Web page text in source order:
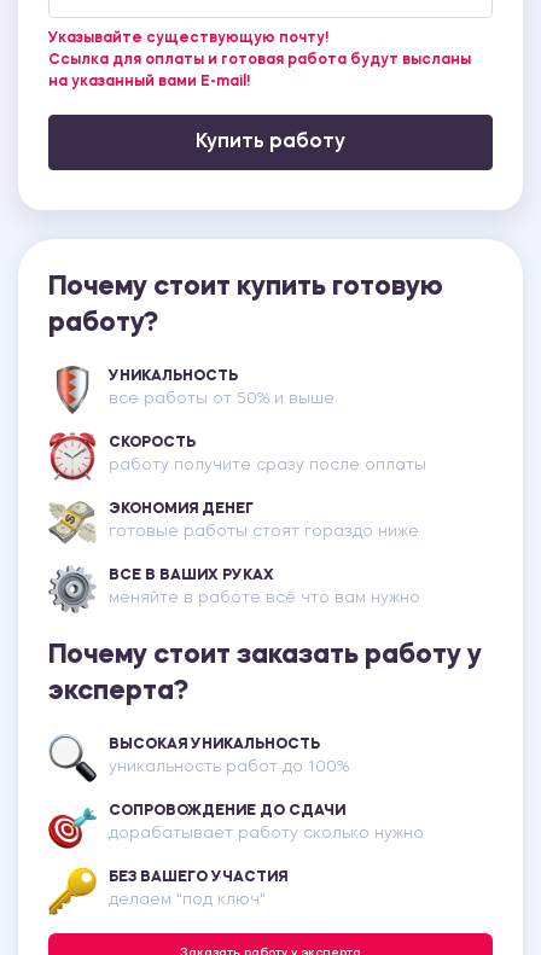
Указывайте существующую почту!
Ссылка для оплаты и готовая работа будут высланы
на указанный вами E-mail!
Купить работу
Почему стоит купить готовую
работу?
УНИКАЛЬНОСТЬ
все работы от 50% и выше
СКОРОСТЬ
работу получите сразу после оплаты
ЭКОНОМИЯ ДЕНЕГ
готовые работы стоят гораздо ниже
ВСЕ В ВАШИХ РУКАХ
меняйте в работе всё что вам нужно
Почему стоит заказать работу у
эксперта?
ВЫСОКАЯ УНИКАЛЬНОСТЬ
уникальность работ до 100%
СОПРОВОЖДЕНИЕ ДО СДАЧИ
дорабатывает работу сколько нужно
БЕЗ ВАШЕГО УЧАСТИЯ
делаем "под ключ"